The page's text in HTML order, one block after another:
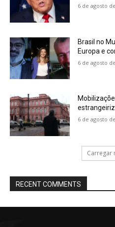
6 de agosto
Brasil no
Europa e
6 de agosto
6 de agosto
Carregar
RECENT COMMENTS